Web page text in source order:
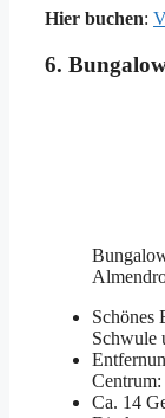
Hier buchen:
6.
Schönes
Schwule
Ca. 14